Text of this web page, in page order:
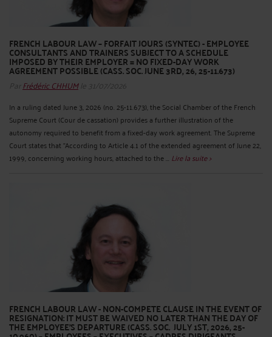
FRENCH LABOUR LAW – FORFAIT JOURS (SYNTEC) - EMPLOYEE
CONSULTANTS AND TRAINERS SUBJECT TO A SCHEDULE
IMPOSED BY THEIR EMPLOYER = NO FIXED-DAY WORK
AGREEMENT POSSIBLE (CASS. SOC. JUNE 3RD, 26, 25-11.673)
Par Frédéric CHHUMle 31/07/2026
In a ruling dated June 3, 2026 (no. 25-11.673), the Social Chamber of the French
Supreme Court (Cour de cassation) provides a further illustration of the
autonomy required to benefit from a fixed-day work agreement. The Supreme
Court states that "According to Article 4.1 of the extended agreement of June 22,
1999, concerning working hours, attached to the ... Lire la suite >
FRENCH LABOUR LAW - NON-COMPETE CLAUSE IN THE EVENT OF
RESIGNATION: IT MUST BE WAIVED NO LATER THAN THE DAY OF
THE EMPLOYEE'S DEPARTURE (CASS. SOC. JULY 1ST, 2026, 25-